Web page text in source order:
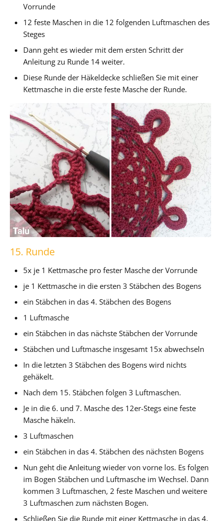
Vorrunde
12 feste Maschen in die 12 folgenden Luftmaschen des
Steges
Dann geht es wieder mit dem ersten Schritt der
Anleitung zu Runde 14 weiter.
Diese Runde der Häkeldecke schließen Sie mit einer
Kettmasche in die erste feste Masche der Runde.
15. Runde
5x je 1 Kettmasche pro fester Masche der Vorrunde
je 1 Kettmasche in die ersten 3 Stäbchen des Bogens
ein Stäbchen in das 4. Stäbchen des Bogens
1 Luftmasche
ein Stäbchen in das nächste Stäbchen der Vorrunde
Stäbchen und Luftmasche insgesamt 15x abwechseln
In die letzten 3 Stäbchen des Bogens wird nichts
gehäkelt.
Nach dem 15. Stäbchen folgen 3 Luftmaschen.
Je in die 6. und 7. Masche des 12er-Stegs eine feste
Masche häkeln.
3 Luftmaschen
ein Stäbchen in das 4. Stäbchen des nächsten Bogens
Nun geht die Anleitung wieder von vorne los. Es folgen
im Bogen Stäbchen und Luftmasche im Wechsel. Dann
kommen 3 Luftmaschen, 2 feste Maschen und weitere
3 Luftmaschen zum nächsten Bogen.
Schließen Sie die Runde mit einer Kettmasche in das 4.